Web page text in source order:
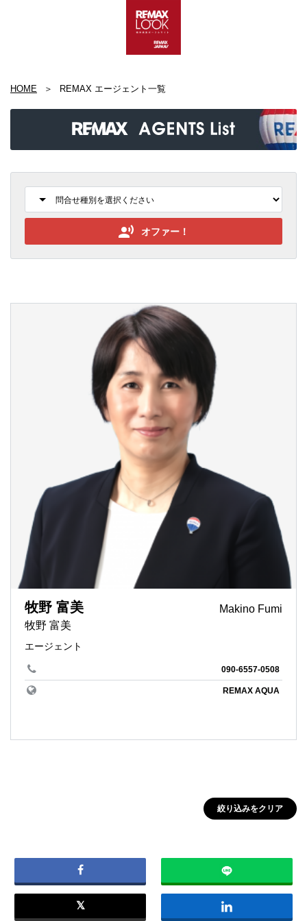
HOME REMAX エージェント一覧
オファー！
牧野 富美
Makino Fumi
牧野 富美
エージェント
090-6557-0508
REMAX AQUA
絞り込みをクリア